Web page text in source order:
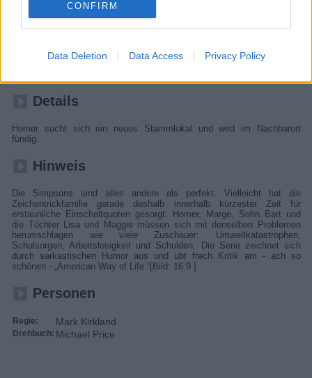
CONFIRM
Data Deletion Data Access Privacy Policy
Übersicht
Homer sucht sich ein neues Stammlokal und wird im Nachbarort
fündig. Die Familie Simpson mischt ihre Heimatstadt Springfield
Details
Homer sucht sich ein neues Stammlokal und wird im Nachbarort
fündig.
Hinweis
Die Simpsons sind alles andere als perfekt. Vielleicht hat die
Zeichentrickfamilie gerade deshalb innerhalb kürzester Zeit für
erstaunliche Einschaltquoten gesorgt. Homer, Marge, Sohn Bart und
die Töchter Lisa und Maggie müssen sich mit denselben Problemen
herumschlagen wie viele Zuschauer: Umweltkatastrophen,
Schulsorgen, Arbeitslosigkeit und Schulden. Die Serie zeichnet sich
durch sarkastischen Humor aus und übt frech Kritik am - ach so
schönen - „American Way of Life.“[Bild: 16:9 ]
Personen
Regie: Mark Kirkland
Drehbuch: Michael Price